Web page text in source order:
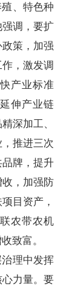
、特色种
调，要扩
策，加强
，激发调
产业标准
伸产业链
深加工、
推进三次
牌，提升
，加强防
目资产，
农带农机
致富。
理中发挥
力量。要